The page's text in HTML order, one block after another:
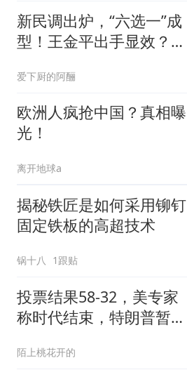
新民调出炉，“六选一”成
型！王金平出手显效？蓝
爱下厨的阿酾
欧洲人疯抢中国？真相曝
光！
离开地球a
揭秘铁匠是如何采用铆钉
固定铁板的高超技术
锅十八 1跟贴
投票结果58-32，美专家
称时代结束，特朗普暂不
陌上桃花开的